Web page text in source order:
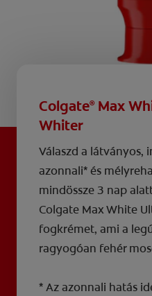
Colgate® Max
Whiter
Válaszd a látványos,
azonnali* és
mindössze 3 nap
Colgate Max White
fogkrémet, ami a
ragyogóan fehér
* Az azonnali hatás